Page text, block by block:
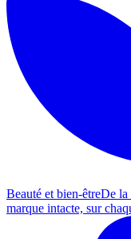
Beauté et bien-êtreDe la
marque intacte, sur